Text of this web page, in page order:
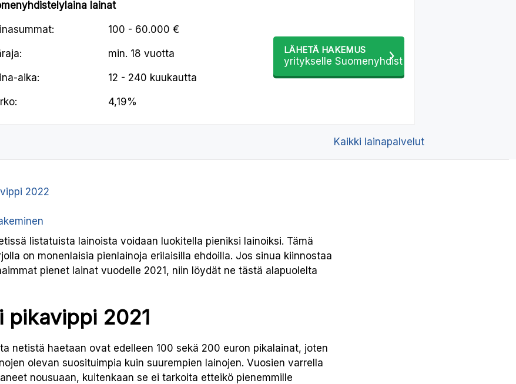
lainat
100 - 60.000 €
min. 18 vuotta
aika: 12 - 240 kuukautta
4,19%
LÄHETÄ HAKEMUS
yritykselle Suomenyhdist
Kaikki lainapalvelut
2022
listatuista lainoista voidaan luokitella pieniksi lainoiksi. Tämä
on monenlaisia pienlainoja erilaisilla ehdoilla. Jos sinua kiinnostaa
pienet lainat vuodelle 2021, niin löydät ne tästä alapuolelta
pikavippi 2021
netistä haetaan ovat edelleen 100 sekä 200 euron pikalainat, joten
olevan suosituimpia kuin suurempien lainojen. Vuosien varrella
nousuaan, kuitenkaan se ei tarkoita etteikö pienemmille